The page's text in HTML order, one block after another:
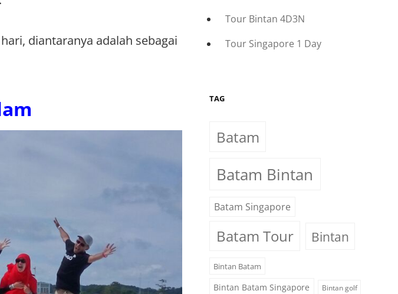
diantaranya adalah sebagai
Tour Bintan 4D3N
Tour Singapore 1 Day
TAG
Batam
Batam Bintan
Batam Singapore
Batam Tour Bintan
Bintan Batam
Bintan Batam Singapore Bintan golf